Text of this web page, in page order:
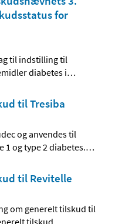
for
til indstilling til
diabetes i…
til Tresiba
og anvendes til
1 og type 2 diabetes.…
til Revitelle
om generelt tilskud til